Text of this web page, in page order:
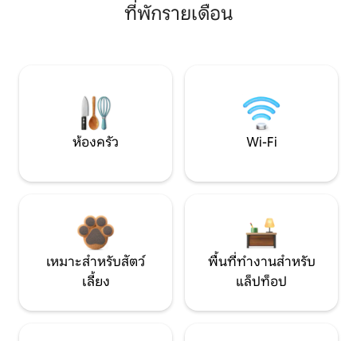
ที่พักรายเดือน
ห้องครัว Wi-Fi
เหมาะสำหรับสัตว์
เลี้ยง
พื้นที่ทำงานสำหรับ
แล็ปท็อป